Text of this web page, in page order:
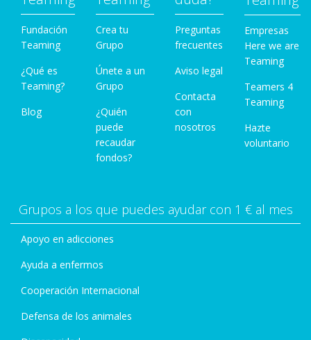
Fundación
Teaming
¿Qué es
Teaming?
Blog
Crea tu
Grupo
Únete a un
Grupo
¿Quién
puede
recaudar
fondos?
Preguntas
frecuentes
Aviso legal
Contacta
con
nosotros
Empresas
Here we are
Teaming
Teamers 4
Teaming
Hazte
voluntario
Grupos a los que puedes ayudar con 1 € al mes
Apoyo en adicciones
Ayuda a enfermos
Cooperación Internacional
Defensa de los animales